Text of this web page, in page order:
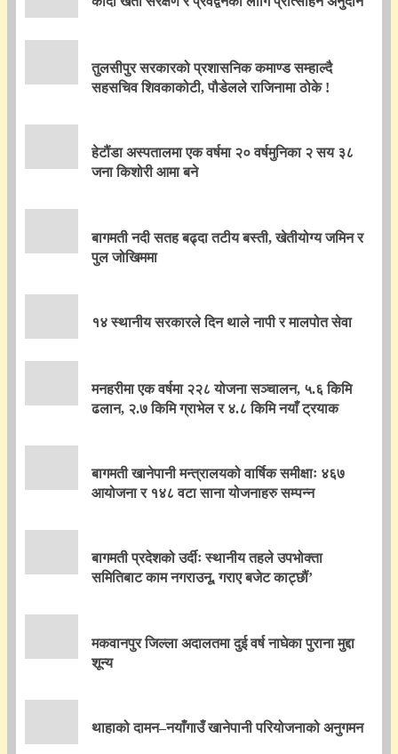
तुलसीपुर सरकारको प्रशासनिक कमाण्ड सम्हाल्दै
सहसचिव शिवकाकोटी, पौडेलले राजिनामा ठोके !
हेटौंडा अस्पतालमा एक वर्षमा २० वर्षमुनिका २ सय ३८
जना किशोरी आमा बने
बागमती नदी सतह बढ्दा तटीय बस्ती, खेतीयोग्य जमिन र
पुल जोखिममा
१४ स्थानीय सरकारले दिन थाले नापी र मालपोत सेवा
मनहरीमा एक वर्षमा २२८ योजना सञ्चालन, ५.६ किमि
ढलान, २.७ किमि ग्राभेल र ४.८ किमि नयाँ ट्रयाक
बागमती खानेपानी मन्त्रालयको वार्षिक समीक्षाः ४६७
आयोजना र १४८ वटा साना योजनाहरु सम्पन्न
बागमती प्रदेशको उर्दीः स्थानीय तहले उपभोक्ता
समितिबाट काम नगराउनू, गराए बजेट काट्छौं’
मकवानपुर जिल्ला अदालतमा दुई वर्ष नाघेका पुराना मुद्दा
शून्य
थाहाको दामन–नयाँगाउँ खानेपानी परियोजनाको अनुगमन